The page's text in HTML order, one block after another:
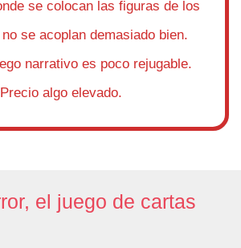
se colocan las figuras de los
se acoplan demasiado bien.
narrativo es poco rejugable.
Precio algo elevado.
el juego de cartas